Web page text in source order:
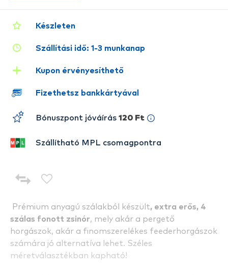
Prémium anyagú szálakból készült, extra erős, 4
szálas fonott zsinór, mely akár a pergető
horgászok, akár a finomszerelékes feederhorgászok
számára jó alternatíva lehet. Széles
méretválasztékban kapható!
Készleten
Szállítási idő: 1-3 munkanap
Kupon érvényesíthető
Fizethetsz bankkártyával
Bónuszpont jóváírás 120 Ft
Szállítható MPL csomagpontra